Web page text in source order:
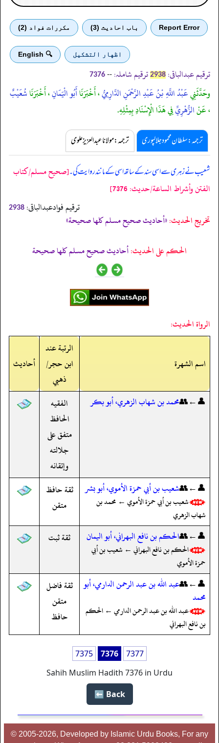
Report Error باب احادیث (3) مكررات فواد (2)
اظهار التشكيل 🔍 English
ترقیم عبدالباقی: 2938 ترقیم شاملہ: --
7376
وحَدَّثَنِيعَبْدُ اللَّهِ بْنُ عَبْدِ الرَّحْمَنِ الدَّارِمِيُّ، أَخْبَرَنَاأَبُو الْيَمَانِ، أَخْبَرَنَاشُعَيْبٌ
، عَنْالزُّهْرِيِّفِي هَذَا الْإِسْنَادِ بِمِثْلِهِ.
ترجمہ:سلطان محمود جلالپوری ترجمہ:مولانا عبدالعزیز علوی
شعیب نے زہری سے اسی سند کے ساتھ اسی کے مانند روایت کی۔[صحيح مسلم/كتاب
الفتن وأشراط الساعة/حدیث: 7376]
ترقیم فوادعبدالباقی: 2938
تخریج الحدیث:«أحاديث صحيح مسلم كلها صحيحة»
الحكم على الحديث:أحاديث صحيح مسلم كلها صحيحة
الرواة الحديث:
اسم الشهرة
الرتبة عند
ابن حجر/
ذهبي
أحاديث
👤←👥محمد بن شهاب الزهري، أبو بكر
الفقيه
الحافظ
متفق على
جلالته
وإتقانه
👤←👥شعيب بن أبي حمزة الأموي، أبو بشر
شعيب بن أبي حمزة الأموي ← محمد بن
شهاب الزهري
ثقة حافظ
متقن
👤←👥الحكم بن نافع البهراني، أبو اليمان
الحكم بن نافع البهراني ← شعيب بن أبي
حمزة الأموي
ثقة ثبت
👤←👥عبد الله بن عبد الرحمن الدارمي، أبو
محمد
عبد الله بن عبد الرحمن الدارمي ← الحكم
بن نافع البهراني
ثقة فاضل
متقن
حافظ
7375 7376
7377
Sahih Muslim Hadith 7376 in Urdu
Back ⬅️
© 2005-2026, Developed by Islamic Urdu Books, For any